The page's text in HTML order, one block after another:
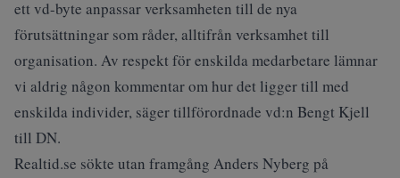
ett vd-byte anpassar verksamheten till de nya
förutsättningar som råder, alltifrån verksamhet till
organisation. Av respekt för enskilda medarbetare lämnar
vi aldrig någon kommentar om hur det ligger till med
enskilda individer, säger tillförordnade vd:n Bengt Kjell
till DN.
Realtid.se sökte utan framgång Anders Nyberg på